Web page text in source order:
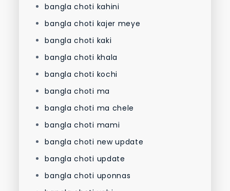
bangla choti kahini
bangla choti kajer meye
bangla choti kaki
bangla choti khala
bangla choti kochi
bangla choti ma
bangla choti ma chele
bangla choti mami
bangla choti new update
bangla choti update
bangla choti uponnas